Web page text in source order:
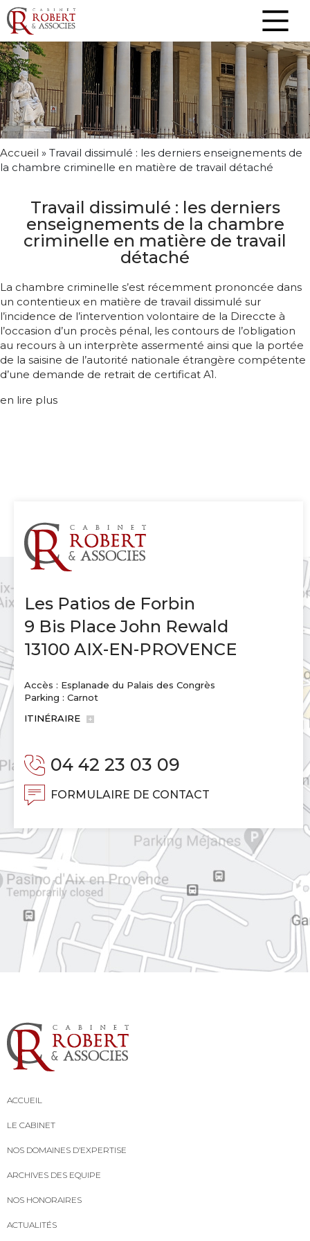
Accueil » Travail dissimulé : les derniers enseignements de
la chambre criminelle en matière de travail détaché
Travail dissimulé : les derniers
enseignements de la chambre
criminelle en matière de travail
détaché
La chambre criminelle s’est récemment prononcée dans
un contentieux en matière de travail dissimulé sur
l’incidence de l’intervention volontaire de la Direccte à
l’occasion d’un procès pénal, les contours de l’obligation
au recours à un interprète assermenté ainsi que la portée
de la saisine de l’autorité nationale étrangère compétente
d’une demande de retrait de certificat A1.
en lire plus
Les Patios de Forbin
9 Bis Place John Rewald
13100 AIX-EN-PROVENCE
Accès : Esplanade du Palais des Congrès
Parking : Carnot
ITINÉRAIRE
04 42 23 03 09
FORMULAIRE DE CONTACT
ACCUEIL
LE CABINET
NOS DOMAINES D’EXPERTISE
ARCHIVES DES EQUIPE
NOS HONORAIRES
ACTUALITÉS